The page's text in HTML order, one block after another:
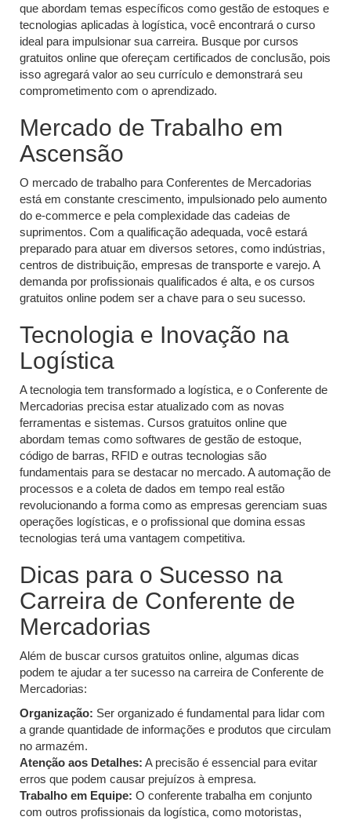
que abordam temas específicos como gestão de estoques e
tecnologias aplicadas à logística, você encontrará o curso
ideal para impulsionar sua carreira. Busque por cursos
gratuitos online que ofereçam certificados de conclusão, pois
isso agregará valor ao seu currículo e demonstrará seu
comprometimento com o aprendizado.
Mercado de Trabalho em
Ascensão
O mercado de trabalho para Conferentes de Mercadorias
está em constante crescimento, impulsionado pelo aumento
do e-commerce e pela complexidade das cadeias de
suprimentos. Com a qualificação adequada, você estará
preparado para atuar em diversos setores, como indústrias,
centros de distribuição, empresas de transporte e varejo. A
demanda por profissionais qualificados é alta, e os cursos
gratuitos online podem ser a chave para o seu sucesso.
Tecnologia e Inovação na
Logística
A tecnologia tem transformado a logística, e o Conferente de
Mercadorias precisa estar atualizado com as novas
ferramentas e sistemas. Cursos gratuitos online que
abordam temas como softwares de gestão de estoque,
código de barras, RFID e outras tecnologias são
fundamentais para se destacar no mercado. A automação de
processos e a coleta de dados em tempo real estão
revolucionando a forma como as empresas gerenciam suas
operações logísticas, e o profissional que domina essas
tecnologias terá uma vantagem competitiva.
Dicas para o Sucesso na
Carreira de Conferente de
Mercadorias
Além de buscar cursos gratuitos online, algumas dicas
podem te ajudar a ter sucesso na carreira de Conferente de
Mercadorias:
Organização: Ser organizado é fundamental para lidar com
a grande quantidade de informações e produtos que circulam
no armazém.
Atenção aos Detalhes: A precisão é essencial para evitar
erros que podem causar prejuízos à empresa.
Trabalho em Equipe: O conferente trabalha em conjunto
com outros profissionais da logística, como motoristas,